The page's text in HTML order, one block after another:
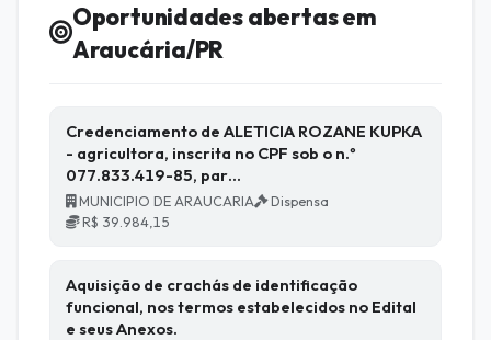
Oportunidades abertas em
Araucária/PR
Credenciamento de ALETICIA ROZANE KUPKA
- agricultora, inscrita no CPF sob o n.º
077.833.419-85, par…
MUNICIPIO DE ARAUCARIA
Dispensa
R$ 39.984,15
Aquisição de crachás de identificação
funcional, nos termos estabelecidos no Edital
e seus Anexos.